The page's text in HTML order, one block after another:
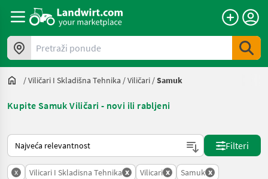
Pretraži ponude
/Viličari I Skladišna Tehnika /Viličari /Samuk
Kupite Samuk Viličari - novi ili rabljeni
Način na koji sortira Landwirt.com
Filteri
x Vilicari I Skladisna Tehnika x Vilicari x Samuk x